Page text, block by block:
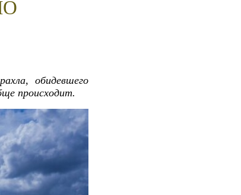
обидевшего
происходит.